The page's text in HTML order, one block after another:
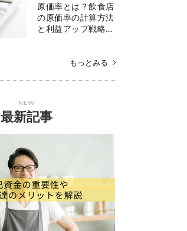
原価率とは？飲食店
の原価率の計算方法
と利益アップ戦略…
もっとみる
NEW
最新記事